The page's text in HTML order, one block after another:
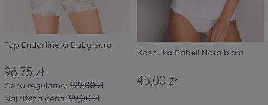
Top Endorfinella Baby ecru
96,75 zł
Cena regularna: 129,00 zł
Najniższa cena: 99,00 zł
Koszulka Babell Nata biała
45,00 zł